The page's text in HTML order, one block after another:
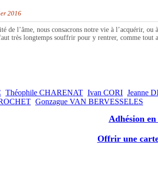
2016
l’âme, nous consacrons notre vie à l’acquérir, ou
très longtemps souffrir pour y rentrer, comme tout
Théophile CHARENAT Ivan CORI Jeanne
Gonzague VAN BERVESSELES
Adhésion
Offrir une